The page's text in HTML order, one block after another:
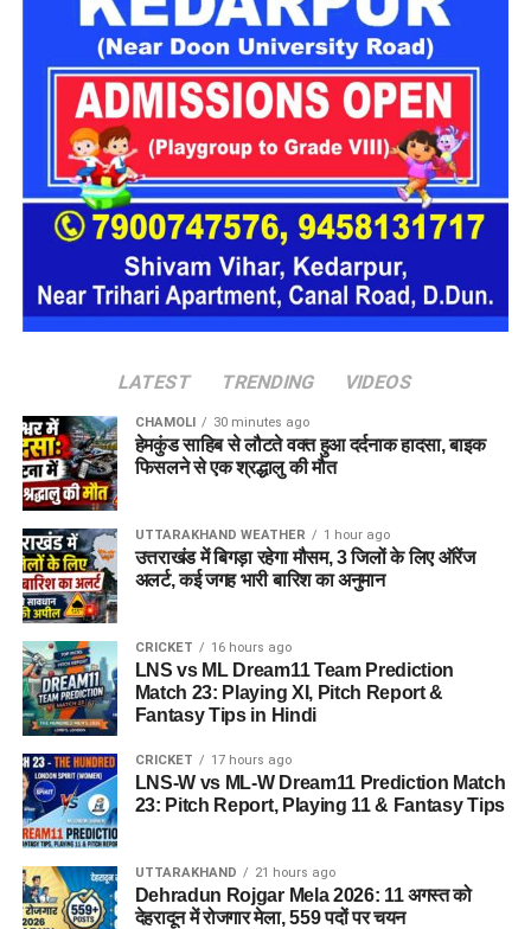
प्रारंभिक जांच में इस बात की भी संभावना जताई जा रही है कि साइबर
अपराधियों ने कुछ डेटा की कॉपी करने की कोशिश की हो। हालांकि, अब
तक इस संबंध में कोई आधिकारिक पुष्टि नहीं की गई है। न ही किसी प्रकार
की फिरौती या अन्य मांग सामने आई है।
मामले की जांच में जुटे
सूचना प्रौद्योगिकी से जुड़े अधिकारी फिलहाल पूरे मामले की तकनीकी जांच
में जुटे हैं। सुरक्षा विशेषज्ञ सिस्टम लॉग, नेटवर्क गतिविधियों और संभावित
मैलवेयर की जांच कर रहे हैं ताकि ये स्पष्ट हो सके कि वायरस ने कितना
प्रभाव डाला और किसी प्रकार का डेटा प्रभावित हुआ या नहीं।
फिलहाल प्रशासन की ओर से नागरिकों को घबराने की बजाय आधिकारिक
सलाह दी जा रही है। जांच पूरी होने के बाद ही पूरे मामले की वास्तविक
स्थिति स्पष्ट हो सकेगी।
LATEST TRENDING VIDEOS
CHAMOLI 30 minutes ago
हेमकुंड साहिब से लौटते वक्त हुआ दर्दनाक हादसा, बाइक
फिसलने से एक श्रद्धालु की मौत
UTTARAKHAND WEATHER 1 hour ago
उत्तराखंड में बिगड़ा रहेगा मौसम, 3 जिलों के लिए ऑरेंज
अलर्ट, कई जगह भारी बारिश का अनुमान
CRICKET 16 hours ago
LNS vs ML Dream11 Team Prediction
Match 23: Playing XI, Pitch Report &
Fantasy Tips in Hindi
CRICKET 17 hours ago
LNS-W vs ML-W Dream11 Prediction Match
23: Pitch Report, Playing 11 & Fantasy Tips
UTTARAKHAND 21 hours ago
Dehradun Rojgar Mela 2026: 11 अगस्त को
देहरादून में रोजगार मेला, 559 पदों पर चयन